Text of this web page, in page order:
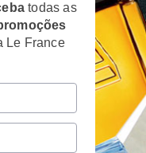
>Perfumes Masculinos
Banderas
todas as
Le France